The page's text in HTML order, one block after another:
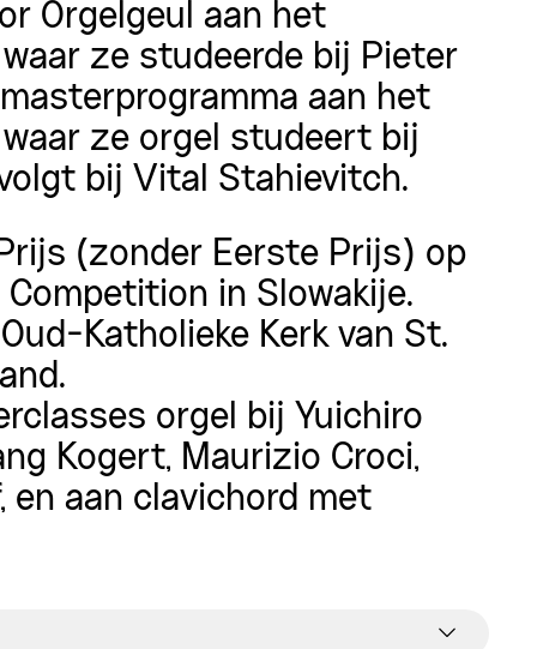
Orgelgeul aan het
ze studeerde bij Pieter
aan het
ze orgel studeert bij
bij Vital Stahievitch.
(zonder Eerste Prijs) op
in Slowakije.
Katholieke Kerk van St.
orgel bij Yuichiro
Kogert, Maurizio Croci,
en aan clavichord met